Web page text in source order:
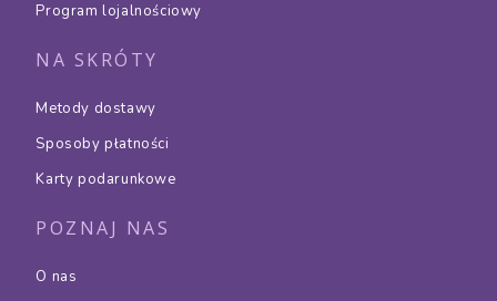
Program lojalnościowy
NA SKRÓTY
Metody dostawy
Sposoby płatności
Karty podarunkowe
POZNAJ NAS
O nas